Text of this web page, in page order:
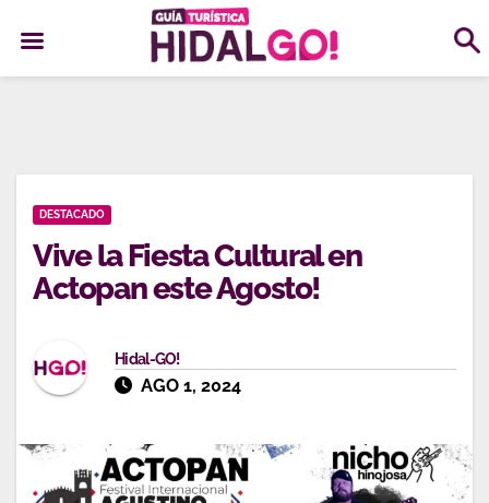
DESTACADO
Vive la Fiesta Cultural en
Actopan este Agosto!
Hidal-GO!
AGO 1, 2024